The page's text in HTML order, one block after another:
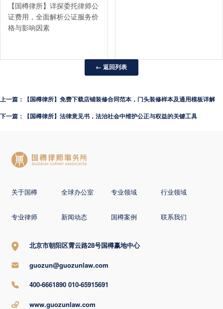
【国樽律所】详探委托律师公
证费用，全面解析公证服务价
格与影响因素
← 返回列表
上一篇：【国樽律所】免费下载店铺装修合同范本，门头装修样本及通用模板详解
下一篇：【国樽律所】法律意见书，法治社会中维护公正与权益的关键工具
关于国樽 全球办公室 专业领域 行业领域
专业律师 新闻动态 国樽案例 联系我们
北京市朝阳区霄云路28号国樽赢地中心
guozun@guozunlaw.com
400-6661890 010-65915691
www.guozunlaw.com